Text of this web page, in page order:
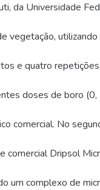
da Universidade
vegetação,
e quatro
doses de boro
comercial. No
comercial Dripsol
um complexo de